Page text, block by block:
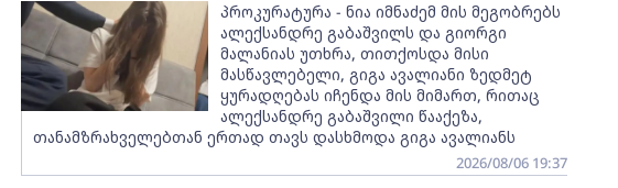
პროკურატურა - ნია იმნაძემ მის მეგობრებს
ალექსანდრე გაბაშვილს და გიორგი
მალანიას უთხრა, თითქოსდა მისი
მასწავლებელი, გიგა ავალიანი ზედმეტ
ყურადღებას იჩენდა მის მიმართ, რითაც
ალექსანდრე გაბაშვილი წააქეზა,
თანამზრახველებთან ერთად თავს დასხმოდა გიგა ავალიანს
2026/08/06 19:37